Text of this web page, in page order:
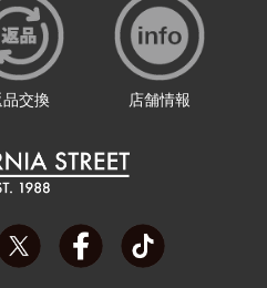
品交換 店舗情報